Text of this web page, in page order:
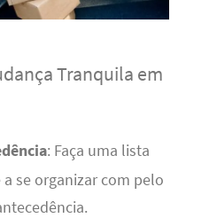
Tranquila em
: Faça uma lista
se organizar com pelo